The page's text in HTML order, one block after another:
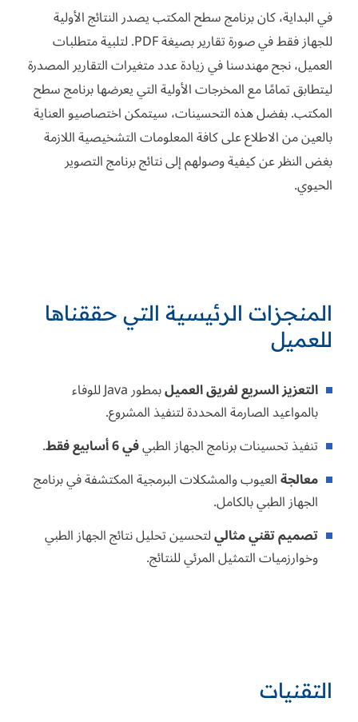
في البداية، كان برنامج سطح المكتب يصدر النتائج الأولية
للجهاز فقط في صورة تقارير بصيغة PDF. لتلبية متطلبات
العميل، نجح مهندسنا في زيادة عدد متغيرات التقارير المصدرة
ليتطابق تمامًا مع المخرجات الأولية التي يعرضها برنامج سطح
المكتب. بفضل هذه التحسينات، سيتمكن اختصاصيو العناية
بالعين من الاطلاع على كافة المعلومات التشخيصية اللازمة
بغض النظر عن كيفية وصولهم إلى نتائج برنامج التصوير
الحيوي.
المنجزات الرئيسية التي حققناها
للعميل
التعزيز السريع لفريق العميل
بمطور Java للوفاء
بالمواعيد الصارمة المحددة لتنفيذ المشروع.
تنفيذ تحسينات برنامج الجهاز الطبيفي 6 أسابيع فقط
.
معالجةالعيوب والمشكلات البرمجية المكتشفة في برنامج
الجهاز الطبي بالكامل.
تصميم تقني مثاليلتحسين تحليل نتائج الجهاز الطبي
وخوارزميات التمثيل المرئي للنتائج.
التقنيات